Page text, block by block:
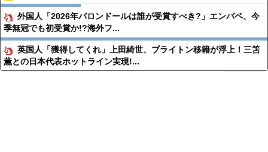
外国人「2026年バロンドールは誰が受賞すべき?」エンバペ、今
季無冠でも初受賞か!?海外フ...
英国人「獲得してくれ」上田綺世、ブライトン移籍が浮上！三笘
薫との日本代表ホットライン実現!...